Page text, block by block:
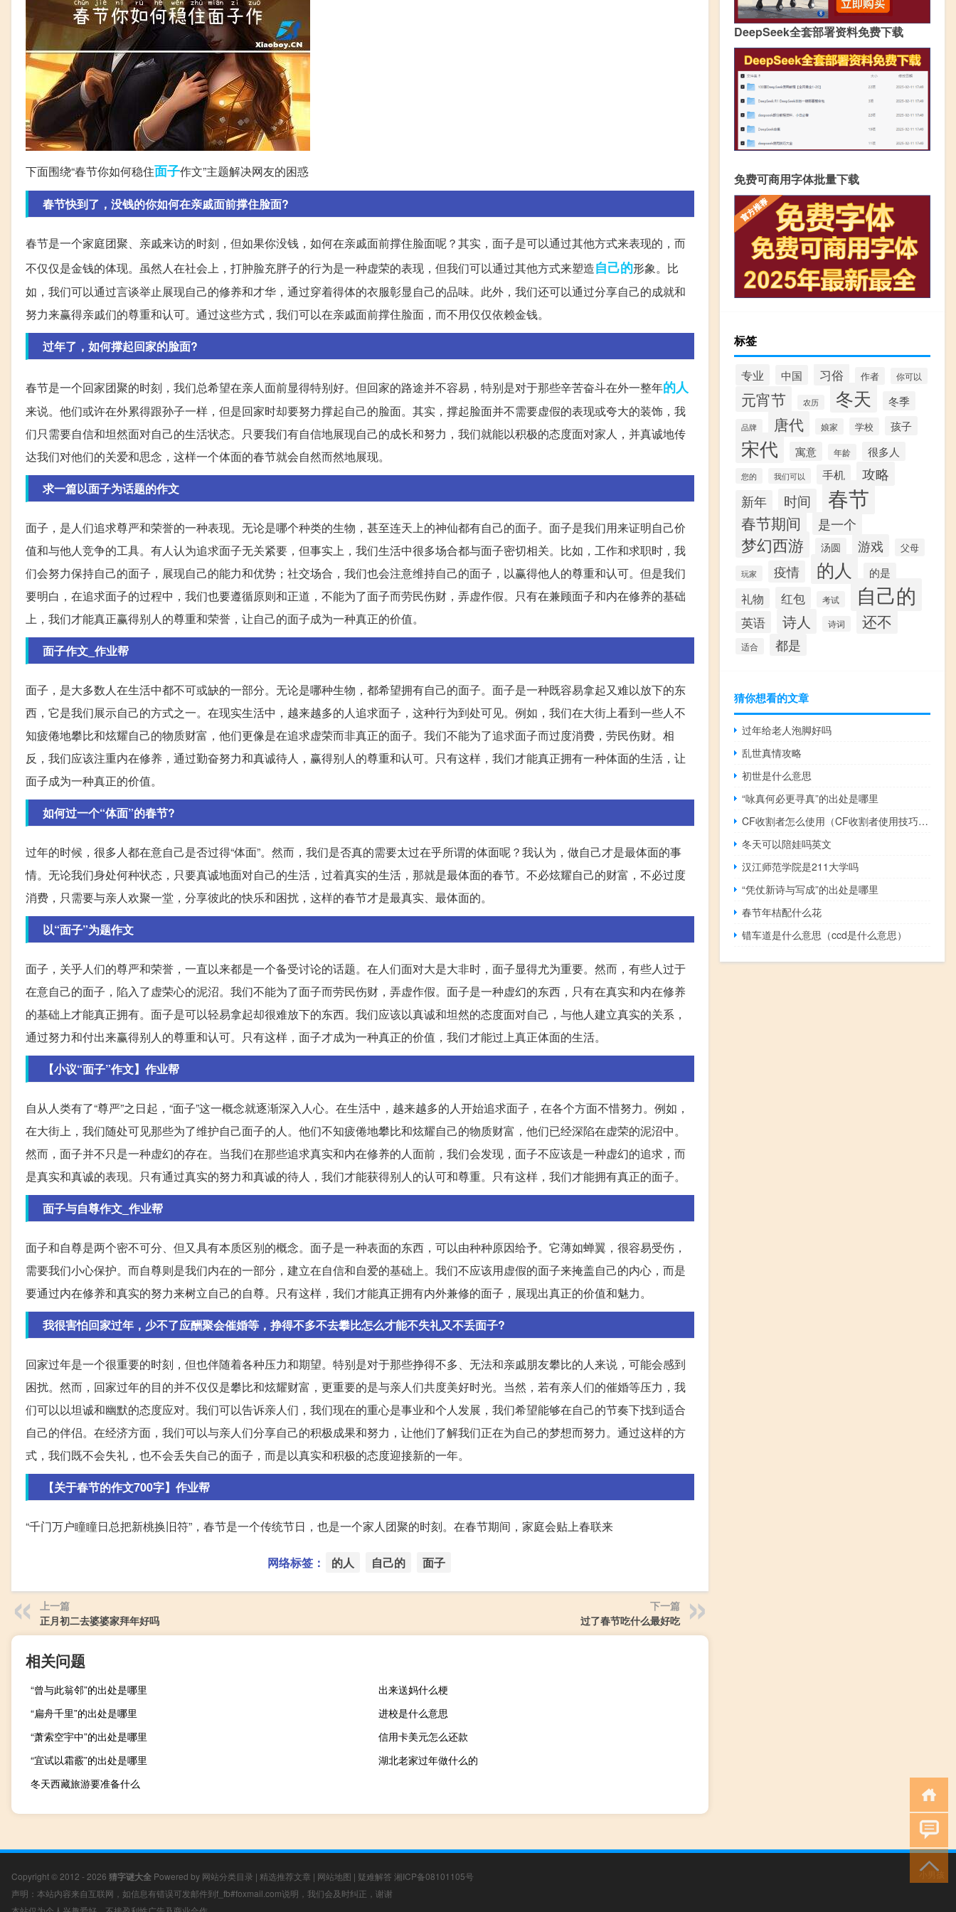
下面围绕“春节你如何稳住面子作文”主题解决网友的困惑
春节快到了，没钱的你如何在亲戚面前撑住脸面?
春节是一个家庭团聚、亲戚来访的时刻，但如果你没钱，如何在亲戚面前撑住脸面呢？其实，面子是可以通过其他方式来表现的，而
不仅仅是金钱的体现。虽然人在社会上，打肿脸充胖子的行为是一种虚荣的表现，但我们可以通过其他方式来塑造自己的形象。比
如，我们可以通过言谈举止展现自己的修养和才华，通过穿着得体的衣服彰显自己的品味。此外，我们还可以通过分享自己的成就和
努力来赢得亲戚们的尊重和认可。通过这些方式，我们可以在亲戚面前撑住脸面，而不用仅仅依赖金钱。
过年了，如何撑起回家的脸面?
春节是一个回家团聚的时刻，我们总希望在亲人面前显得特别好。但回家的路途并不容易，特别是对于那些辛苦奋斗在外一整年的人
来说。他们或许在外累得跟孙子一样，但是回家时却要努力撑起自己的脸面。其实，撑起脸面并不需要虚假的表现或夸大的装饰，我
们只需要自信和坦然面对自己的生活状态。只要我们有自信地展现自己的成长和努力，我们就能以积极的态度面对家人，并真诚地传
达我们对他们的关爱和思念，这样一个体面的春节就会自然而然地展现。
求一篇以面子为话题的作文
面子，是人们追求尊严和荣誉的一种表现。无论是哪个种类的生物，甚至连天上的神仙都有自己的面子。面子是我们用来证明自己价
值和与他人竞争的工具。有人认为追求面子无关紧要，但事实上，我们生活中很多场合都与面子密切相关。比如，工作和求职时，我
们会努力保持自己的面子，展现自己的能力和优势；社交场合，我们也会注意维持自己的面子，以赢得他人的尊重和认可。但是我们
要明白，在追求面子的过程中，我们也要遵循原则和正道，不能为了面子而劳民伤财，弄虚作假。只有在兼顾面子和内在修养的基础
上，我们才能真正赢得别人的尊重和荣誉，让自己的面子成为一种真正的价值。
面子作文_作业帮
面子，是大多数人在生活中都不可或缺的一部分。无论是哪种生物，都希望拥有自己的面子。面子是一种既容易拿起又难以放下的东
西，它是我们展示自己的方式之一。在现实生活中，越来越多的人追求面子，这种行为到处可见。例如，我们在大街上看到一些人不
知疲倦地攀比和炫耀自己的物质财富，他们更像是在追求虚荣而非真正的面子。我们不能为了追求面子而过度消费，劳民伤财。相
反，我们应该注重内在修养，通过勤奋努力和真诚待人，赢得别人的尊重和认可。只有这样，我们才能真正拥有一种体面的生活，让
面子成为一种真正的价值。
如何过一个“体面”的春节?
过年的时候，很多人都在意自己是否过得“体面”。然而，我们是否真的需要太过在乎所谓的体面呢？我认为，做自己才是最体面的事
情。无论我们身处何种状态，只要真诚地面对自己的生活，过着真实的生活，那就是最体面的春节。不必炫耀自己的财富，不必过度
消费，只需要与亲人欢聚一堂，分享彼此的快乐和困扰，这样的春节才是最真实、最体面的。
以“面子”为题作文
面子，关乎人们的尊严和荣誉，一直以来都是一个备受讨论的话题。在人们面对大是大非时，面子显得尤为重要。然而，有些人过于
在意自己的面子，陷入了虚荣心的泥沼。我们不能为了面子而劳民伤财，弄虚作假。面子是一种虚幻的东西，只有在真实和内在修养
的基础上才能真正拥有。面子是可以轻易拿起却很难放下的东西。我们应该以真诚和坦然的态度面对自己，与他人建立真实的关系，
通过努力和付出来赢得别人的尊重和认可。只有这样，面子才成为一种真正的价值，我们才能过上真正体面的生活。
【小议“面子”作文】作业帮
自从人类有了“尊严”之日起，“面子”这一概念就逐渐深入人心。在生活中，越来越多的人开始追求面子，在各个方面不惜努力。例如，
在大街上，我们随处可见那些为了维护自己面子的人。他们不知疲倦地攀比和炫耀自己的物质财富，他们已经深陷在虚荣的泥沼中。
然而，面子并不只是一种虚幻的存在。当我们在那些追求真实和内在修养的人面前，我们会发现，面子不应该是一种虚幻的追求，而
是真实和真诚的表现。只有通过真实的努力和真诚的待人，我们才能获得别人的认可和尊重。只有这样，我们才能拥有真正的面子。
面子与自尊作文_作业帮
面子和自尊是两个密不可分、但又具有本质区别的概念。面子是一种表面的东西，可以由种种原因给予。它薄如蝉翼，很容易受伤，
需要我们小心保护。而自尊则是我们内在的一部分，建立在自信和自爱的基础上。我们不应该用虚假的面子来掩盖自己的内心，而是
要通过内在修养和真实的努力来树立自己的自尊。只有这样，我们才能真正拥有内外兼修的面子，展现出真正的价值和魅力。
我很害怕回家过年，少不了应酬聚会催婚等，挣得不多不去攀比怎么才能不失礼又不丢面子?
回家过年是一个很重要的时刻，但也伴随着各种压力和期望。特别是对于那些挣得不多、无法和亲戚朋友攀比的人来说，可能会感到
困扰。然而，回家过年的目的并不仅仅是攀比和炫耀财富，更重要的是与亲人们共度美好时光。当然，若有亲人们的催婚等压力，我
们可以以坦诚和幽默的态度应对。我们可以告诉亲人们，我们现在的重心是事业和个人发展，我们希望能够在自己的节奏下找到适合
自己的伴侣。在经济方面，我们可以与亲人们分享自己的积极成果和努力，让他们了解我们正在为自己的梦想而努力。通过这样的方
式，我们既不会失礼，也不会丢失自己的面子，而是以真实和积极的态度迎接新的一年。
【关于春节的作文700字】作业帮
“千门万户瞳瞳日总把新桃换旧符”，春节是一个传统节日，也是一个家人团聚的时刻。在春节期间，家庭会贴上春联来
网络标签： 的人 自己的 面子
上一篇
正月初二去婆婆家拜年好吗
下一篇
过了春节吃什么最好吃
相关问题
“曾与此翁邻”的出处是哪里
出来送妈什么梗
“扁舟千里”的出处是哪里
进校是什么意思
“萧索空宇中”的出处是哪里
信用卡美元怎么还款
“宜试以霜霰”的出处是哪里
湖北老家过年做什么的
冬天西藏旅游要准备什么
DeepSeek全套部署资料免费下载
免费可商用字体批量下载
标签
专业 中国 习俗 作者 你可以
元宵节 农历 冬天 冬季
品牌 唐代 娘家 学校 孩子
宋代 寓意 年龄 很多人
您的 我们可以 手机 攻略
新年 时间 春节
春节期间 是一个
梦幻西游 汤圆 游戏 父母
玩家 疫情 的人 的是
礼物 红包 考试 自己的
英语 诗人 诗词 还不
适合 都是
猜你想看的文章
过年给老人泡脚好吗
乱世真情攻略
初世是什么意思
“咏真何必更寻真”的出处是哪里
CF收割者怎么使用（CF收割者使用技巧 CF收割者使用技巧心得分享）
冬天可以陪娃吗英文
汉江师范学院是211大学吗
“凭仗新诗与写成”的出处是哪里
春节年桔配什么花
错车道是什么意思（ccd是什么意思）
Copyright © 2012 - 2026 猜字谜大全 Powered by 网站分类目录 | 精选推荐文章 | 网站地图 | 疑难解答 湘ICP备08101105号
声明：本站内容来自互联网，如信息有错误可发邮件到f_fb#foxmail.com说明，我们会及时纠正，谢谢
小男孩